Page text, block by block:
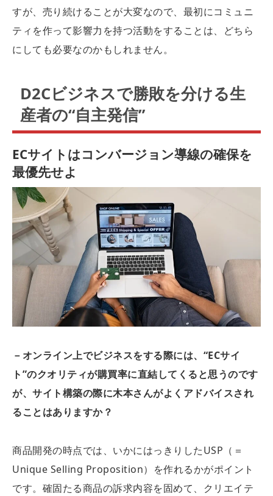
すが、売り続けることが大変なので、最初にコミュニ
ティを作って影響力を持つ活動をすることは、どちら
にしても必要なのかもしれません。
D2Cビジネスで勝敗を分ける生
産者の“自主発信”
ECサイトはコンバージョン導線の確保を
最優先せよ
－オンライン上でビジネスをする際には、“ECサイ
ト”のクオリティが購買率に直結してくると思うのです
が、サイト構築の際に木本さんがよくアドバイスされ
ることはありますか？
商品開発の時点では、いかにはっきりしたUSP（＝
Unique Selling Proposition）を作れるかがポイント
です。確固たる商品の訴求内容を固めて、クリエイテ